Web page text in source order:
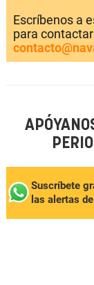
Escríbenos a
para
Suscríbete
las alertas